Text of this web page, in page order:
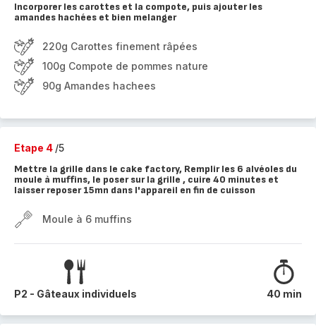
Incorporer les carottes et la compote, puis ajouter les
amandes hachées et bien melanger
220g Carottes finement râpées
100g Compote de pommes nature
90g Amandes hachees
Etape 4 /5
Mettre la grille dans le cake factory, Remplir les 6 alvéoles du
moule à muffins, le poser sur la grille , cuire 40 minutes et
laisser reposer 15mn dans l'appareil en fin de cuisson
Moule à 6 muffins
P2 - Gâteaux individuels 40 min